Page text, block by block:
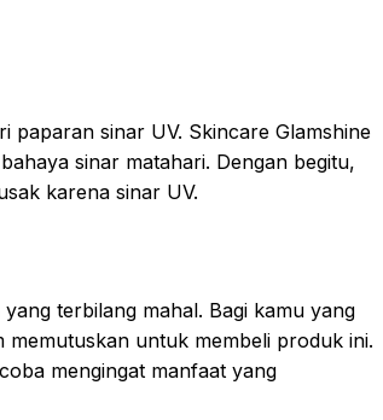
paparan sinar UV. Skincare Glamshine
sinar matahari. Dengan begitu,
karena sinar UV.
terbilang mahal. Bagi kamu yang
untuk membeli produk ini.
mengingat manfaat yang